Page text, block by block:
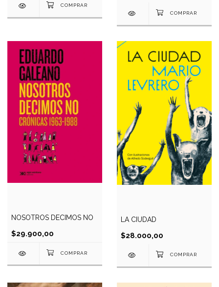
NOSOTROS DECIMOS NO
$29.900,00
LA CIUDAD
$28.000,00